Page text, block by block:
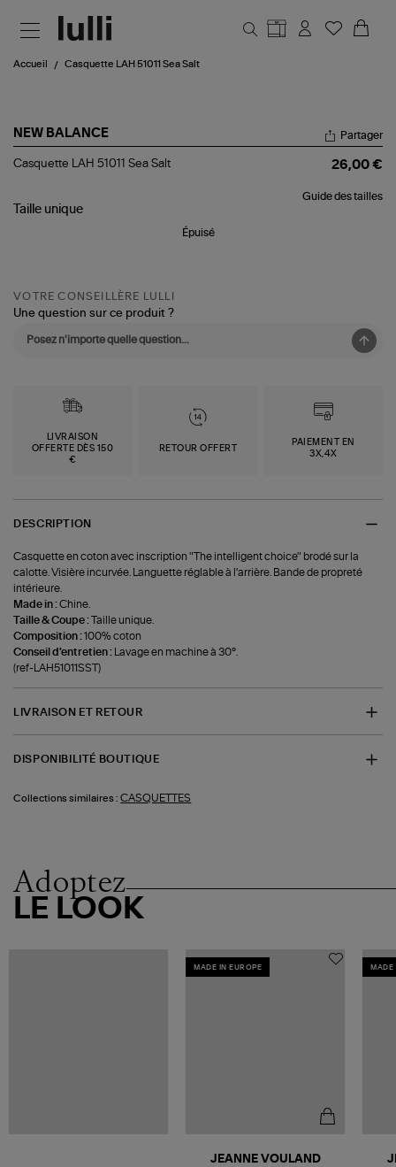
Accueil Casquette LAH 51011 Sea Salt
NEW BALANCE
Casquette
Sea
Salt
Partager
Casquette LAH 51011 Sea Salt 26,00 €
Guide des tailles
Taille unique
Épuisé
VOTRE CONSEILLÈRE LULLI
Une question sur ce produit ?
LIVRAISON
OFFERTE DÈS 150
€
RETOUR OFFERT
PAIEMENT EN
3X,4X
DESCRIPTION
Casquette en coton avec inscription "The intelligent choice" brodé sur la
calotte. Visière incurvée. Languette réglable à l'arrière. Bande de propreté
intérieure.
Made in :Chine.
Taille & Coupe :Taille unique.
Composition :100% coton
Conseil d'entretien :
Lavage en machine à 30°.
(ref-LAH51011SST)
LIVRAISON ET RETOUR
DISPONIBILITÉ BOUTIQUE
Collections similaires : CASQUETTES
Adoptez
LE LOOK
MADE IN EUROPE
JEANNE VOULAND
MADE